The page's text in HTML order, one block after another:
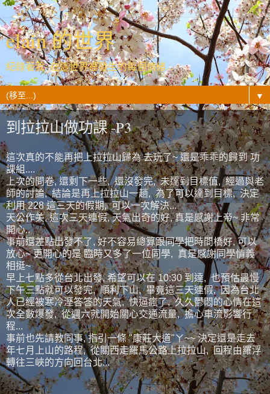
elain 的世界
紀錄著我- 在這世界裡發生的每個情緒...
▼
到拉拉山做功課 -P3
這次真的不能再把上拉拉山歸為 去玩了~ 還是乖乖的歸到 功
課組....
上次的問卷, 還剩下一些, 還沒發完, 未達到目標值, 經過與老
師的討論, 結論是再上拉拉山一趟, 為了可以達到目標, 決定
利用 228 這三天的假期, 可以一次解決...
天公作美, 這次三天連假, 天氣出奇的好, 真是感謝上帝~ 非常
開心..
事前還差點出發不了, 好不容易總算跟同學把時間橋好, 可以
放心~ 更開心的是 臨時又多了一位同學, 真是感謝同學情義
相挺~
早上七點多從台北出發, 希望可以在 10:30 到達, 也預估最慢
下午三點就可以發完, 順利下山, 畢竟這三天連假, 因為台北
人已經被寒冷溼答答的天氣, 快逼瘋了, 久久鬱悶的心情在這
次全數爆發, 從週六就開始關心交通流量, 擔心車流影響行
程...
事前也先請教同事, 指引一條 "康莊大道"ㄚ~~ 決定還是走去
年七月上山的路程, 從關西走羅馬公路上拉拉山, 回程由羅浮
轉往三峽的方向回台北...